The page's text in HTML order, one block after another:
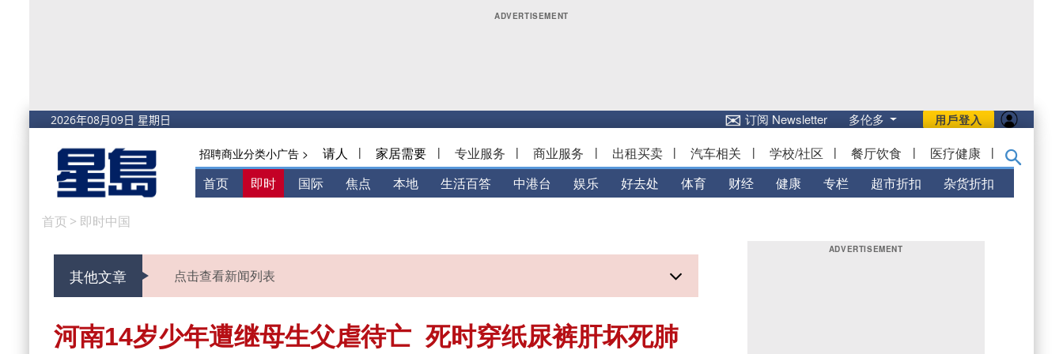
用戶登入
✉订阅 Newsletter 多伦多
招聘商业分类小广告 > 请人 | 家居需要 | 专业服务 | 商业服务 | 出租买卖 | 汽车相关 | 学校/社区 | 餐厅饮食 | 医疗健康 |
首页 即时 国际 焦点 本地 生活百答 中港台 娱乐 好去处 体育 财经 健康 专栏 超市折扣 杂货折扣
首页 > 即时中国
其他文章 点击查看新闻列表
河南14岁少年遭继母生父虐待亡 死时穿纸尿裤肝坏死肺